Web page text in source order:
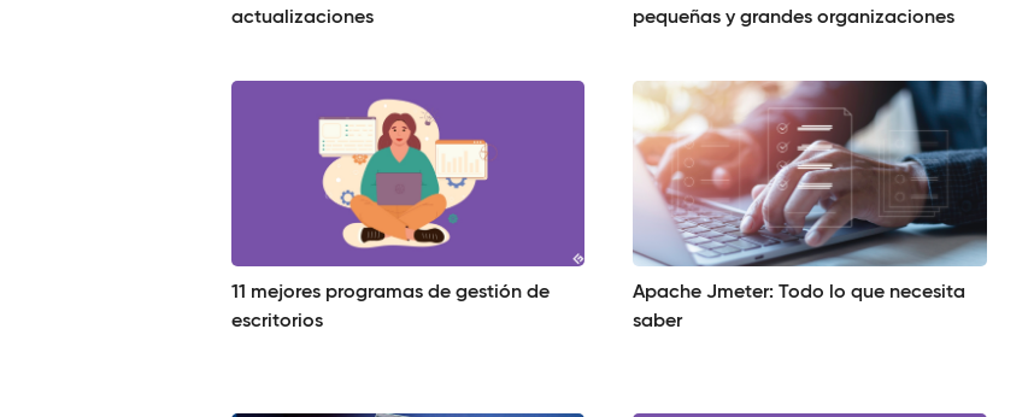
actualizaciones
pequeñas y grandes organizaciones
11 mejores programas de gestión de
escritorios
Apache Jmeter: Todo lo que necesita
saber